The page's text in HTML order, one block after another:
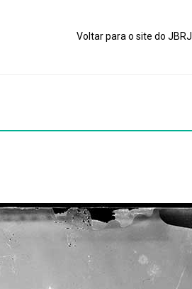
Voltar para o site do JBRJ